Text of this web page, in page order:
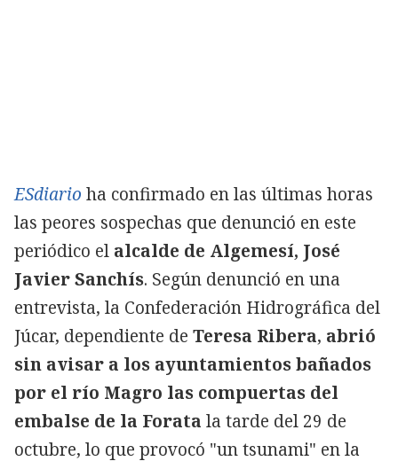
ESdiario ha confirmado en las últimas horas
las peores sospechas que denunció en este
periódico el alcalde de Algemesí, José
Javier Sanchís. Según denunció en una
entrevista, la Confederación Hidrográfica del
Júcar, dependiente de Teresa Ribera, abrió
sin avisar a los ayuntamientos bañados
por el río Magro las compuertas del
embalse de la Forata la tarde del 29 de
octubre, lo que provocó "un tsunami" en la